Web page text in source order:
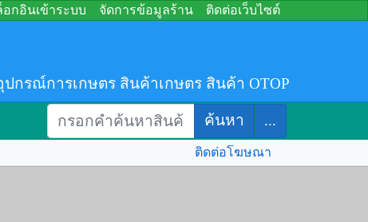
อกอินเข้าระบบ จัดการข้อมูลร้าน ติดต่อเว็บไซต์
รณ์การเกษตร สินค้าเกษตร สินค้า OTOP
ค้นหา ...
ติดต่อโฆษณา